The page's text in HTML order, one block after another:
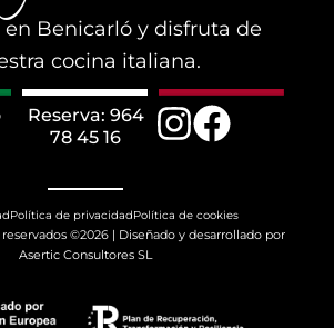
en Benicarló y disfruta de
cocina italiana.
Reserva: 964
78 45 16
Política de privacidadPolítica de cookies
©2026 | Diseñado y desarrollado por
Asertic Consultores SL